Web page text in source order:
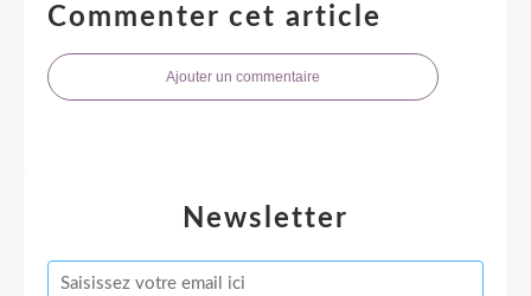
Commenter cet article
Ajouter un commentaire
Newsletter